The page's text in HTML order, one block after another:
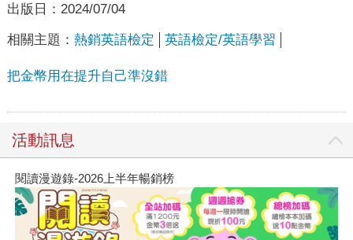
出版日： 2024/07/04
相關主題： 熱銷英語檢定 英語檢定/英語學習
把金幣用在提升自己準沒錯
活動訊息
閱讀漫遊錄-2026上半年暢銷榜